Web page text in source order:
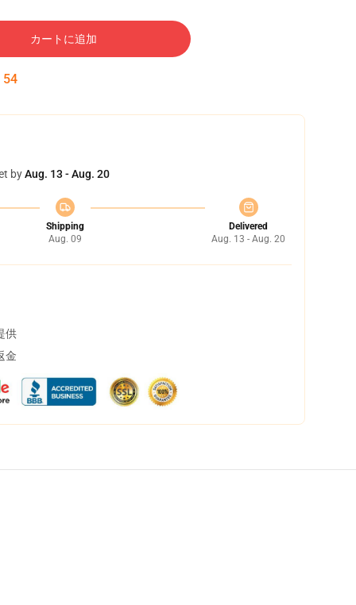
カートに追加
53
byAug. 13 - Aug. 20
Shipping
Aug. 09
Delivered
Aug. 13 - Aug. 20
供
金